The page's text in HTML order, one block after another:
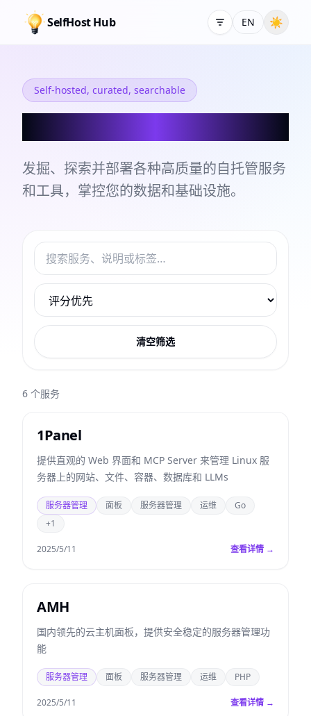
SelfHost Hub EN ☀
Self-hosted, curated, searchable
发掘、探索并部署各种高质量的自托管服务
和工具，掌控您的数据和基础设施。
清空筛选
6 个服务
1Panel
提供直观的 Web 界面和 MCP Server 来管理 Linux 服
务器上的网站、文件、容器、数据库和 LLMs
服务器管理 面板 服务器管理 运维
Go
+1
2025/5/11 查看详情 →
AMH
国内领先的云主机面板，提供安全稳定的服务器管理功
能
服务器管理 面板 服务器管理 运维 PHP
2025/5/11 查看详情 →